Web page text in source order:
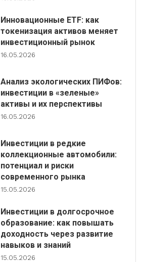
Инновационные ETF: как
токенизация активов меняет
инвестиционный рынок
16.05.2026
Анализ экологических ПИФов:
инвестиции в «зеленые»
активы и их перспективы
16.05.2026
Инвестиции в редкие
коллекционные автомобили:
потенциал и риски
современного рынка
15.05.2026
Инвестиции в долгосрочное
образование: как повышать
доходность через развитие
навыков и знаний
15.05.2026